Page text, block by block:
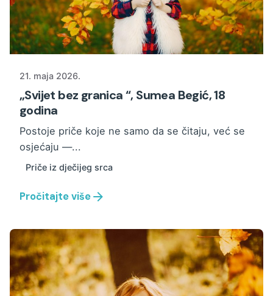
21. maja 2026.
„Svijet bez granica “, Sumea Begić, 18
godina
Postoje priče koje ne samo da se čitaju, već se
osjećaju —...
Priče iz dječijeg srca
Pročitajte više